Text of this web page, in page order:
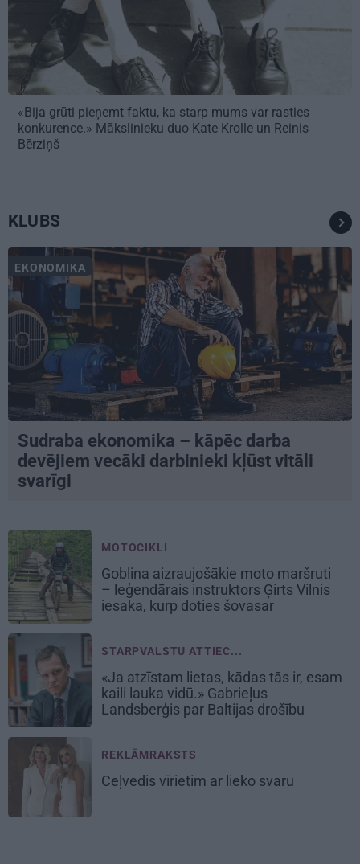
«Bija grūti pieņemt faktu, ka starp mums var rasties
konkurence.» Mākslinieku duo Kate Krolle un Reinis
Bērziņš
KLUBS
EKONOMIKA
Sudraba ekonomika – kāpēc darba
devējiem vecāki darbinieki kļūst vitāli
svarīgi
MOTOCIKLI
Goblina aizraujošākie moto maršruti
– leģendārais instruktors Ģirts Vilnis
iesaka, kurp doties šovasar
STARPVALSTU ATTIEC...
«Ja atzīstam lietas, kādas tās ir, esam
kaili lauka vidū.» Gabrieļus
Landsberģis par Baltijas drošību
REKLĀMRAKSTS
Ceļvedis vīrietim ar lieko svaru